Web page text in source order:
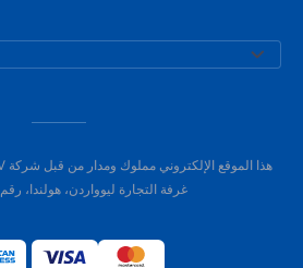
غرفة التجارة ليوواردن، هولندا، رقم 01104443